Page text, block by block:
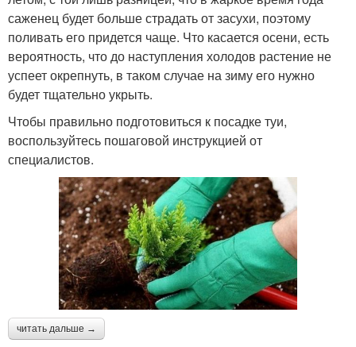
саженец будет больше страдать от засухи, поэтому
поливать его придется чаще. Что касается осени, есть
вероятность, что до наступления холодов растение не
успеет окрепнуть, в таком случае на зиму его нужно
будет тщательно укрыть.
Чтобы правильно подготовиться к посадке туи,
воспользуйтесь пошаговой инструкцией от
специалистов.
читать дальше →